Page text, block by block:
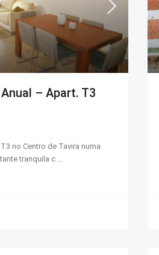
– Apart. T3
no Centro de Tavira numa
tranquila c